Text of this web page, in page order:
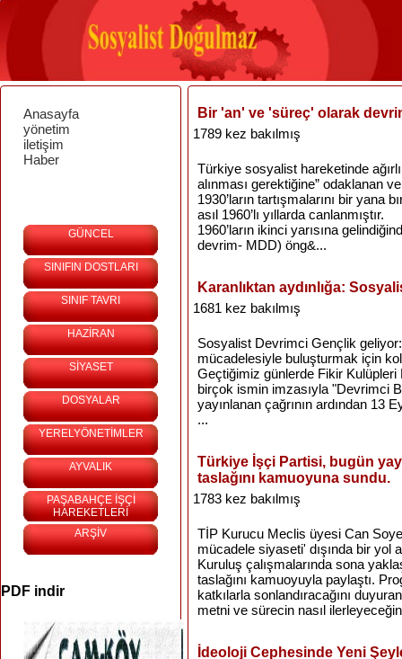
Anasayfa
yönetim
iletişim
Haber
GÜNCEL
SINIFIN DOSTLARI
SINIF TAVRI
HAZİRAN
SİYASET
DOSYALAR
YERELYÖNETİMLER
AYVALIK
PAŞABAHÇE İŞÇİ
HAREKETLERİ
ARŞİV
PDF indir
Bir 'an' ve 'süreç' olarak
1789 kez bakılmış
Türkiye sosyalist hareketinde
alınması gerektiğine” odaklanan
1930’ların tartışmalarını bir yana
asıl 1960’lı yıllarda canlanmıştır.
1960’ların ikinci yarısına
devrim- MDD) öng&...
Karanlıktan aydınlığa:
1681 kez bakılmış
Sosyalist Devrimci Gençlik
mücadelesiyle buluşturmak için
Geçtiğimiz günlerde Fikir
birçok ismin imzasıyla "Devrimci
yayınlanan çağrının ardından 13
...
Türkiye İşçi Partisi, bugün
taslağını kamuoyuna sundu.
1783 kez bakılmış
TİP Kurucu Meclis üyesi Can
mücadele siyaseti' dışında bir yol
Kuruluş çalışmalarında sona
taslağını kamuoyuyla paylaştı.
katkılarla sonlandıracağını
metni ve sürecin nasıl
İdeoloji Cephesinde Yeni